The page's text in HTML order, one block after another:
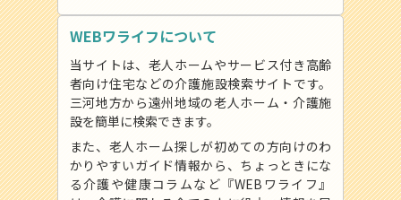
WEBワライフについて
当サイトは、老人ホームやサービス付き高齢
者向け住宅などの介護施設検索サイトです。
三河地方から遠州地域の老人ホーム・介護施
設を簡単に検索できます。
また、老人ホーム探しが初めての方向けのわ
かりやすいガイド情報から、ちょっときにな
る介護や健康コラムなど『WEBワライフ』